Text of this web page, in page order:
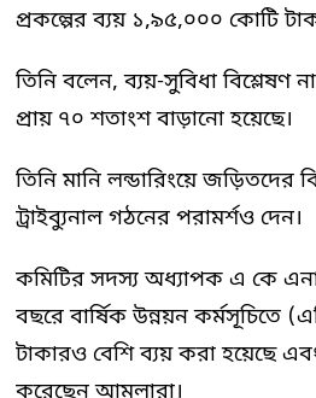
প্রকল্পের ব্যয় ১,৯৫,০০০ কোটি
তিনি বলেন, ব্যয়-সুবিধা বিশ্লেষণ
প্রায় ৭০ শতাংশ বাড়ানো হয়েছে।
তিনি মানি লন্ডারিংয়ে জড়িতদের
ট্রাইব্যুনাল গঠনের পরামর্শও দেন।
কমিটির সদস্য অধ্যাপক এ কে
বছরে বার্ষিক উন্নয়ন কর্মসূচিতে
টাকারও বেশি ব্যয় করা হয়েছে
করেছেন আমলারা।